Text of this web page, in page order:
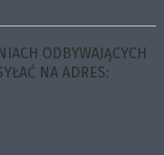
ODBYWAJĄCYCH
NA ADRES: